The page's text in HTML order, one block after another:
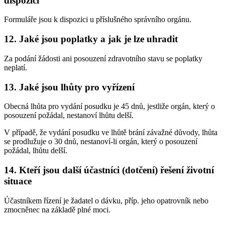
Formuláře jsou k dispozici u příslušného správního orgánu.
12. Jaké jsou poplatky a jak je lze uhradit
Za podání žádosti ani posouzení zdravotního stavu se poplatky
neplatí.
13. Jaké jsou lhůty pro vyřízení
Obecná lhůta pro vydání posudku je 45 dnů, jestliže orgán, který o
posouzení požádal, nestanoví lhůtu delší.
V případě, že vydání posudku ve lhůtě brání závažné důvody, lhůta
se prodlužuje o 30 dnů, nestanoví-li orgán, který o posouzení
požádal, lhůtu delší.
14. Kteří jsou další účastníci (dotčení) řešení životní
situace
Účastníkem řízení je žadatel o dávku, příp. jeho opatrovník nebo
zmocněnec na základě plné moci.